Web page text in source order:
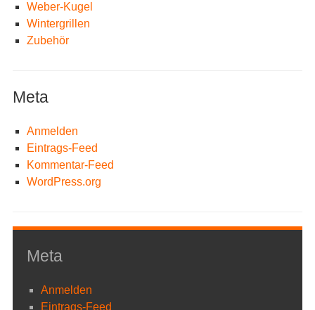
Weber-Kugel
Wintergrillen
Zubehör
Meta
Anmelden
Eintrags-Feed
Kommentar-Feed
WordPress.org
Meta
Anmelden
Eintrags-Feed